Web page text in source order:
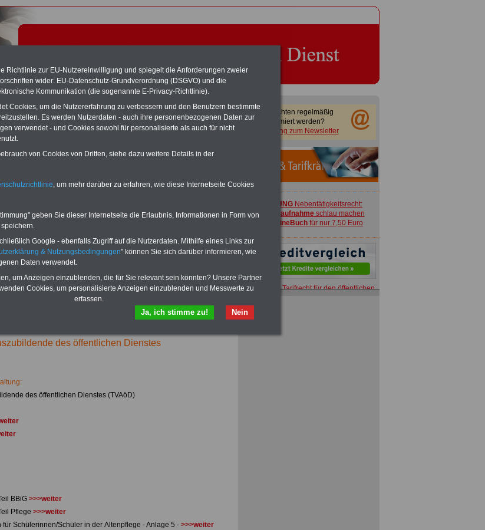
im öffentlichen Dienst des
oder der Gemeinden
und Beamte/Öffentlicher Dienst": Für nur 15 Euro
Laufzeit von 12 Monaten können Sie mehr als zehn Bücher
oder ausdrucken. Der PDF-SERVICE bietet z.B. das
Tarifrecht für den öffentlichen Dienst (mit TVöD bzw.
mit einer VerLINKung direkt zur weiterführenden
Daneben finden Sie mehrere OnlineBücher bzw. weitere eBooks:
und Beamte mit der Besoldung, Beihilferecht in Bund
recht in Bund und Ländern, Nebentätig-keitsrecht
Daneben bieten wir ausgewählte Links, z.B.
für den Teilzeitantrag usw.>>>hier zur Anmeldung
Kredit der Sigma Kreditbank beantragen!
des öffentlichen Dienstes
des öffentlichen Dienstes (TVAöD)
BBiG >>>weiter
Pflege >>>weiter
Schülerinnen/Schüler in der Altenpflege - Anlage 5 - >>>weiter
Sie möchten regelmäßig
informiert werden?
Anmeldung zum Newsletter
ACHTUNG Nebentätigkeitsrecht:
vor Jobaufnahmeschlau machen
OnlineBuch für nur 7,50 Euro
ACHTUNG Tarifrecht für den öffentlichen
Richtlinie zur EU-Nutzereinwilligung und spiegelt die Anforderungen zweier
wider: EU-Datenschutz-Grundverordnung (DSGVO) und die
Kommunikation (die sogenannte E-Privacy-Richtlinie).
Cookies, um die Nutzererfahrung zu verbessern und den Benutzern bestimmte
Es werden Nutzerdaten - auch ihre personenbezogenen Daten zur
verwendet - und Cookies sowohl für personalisierte als auch für nicht
von Cookies von Dritten, siehe dazu weitere Details in der
, um mehr darüber zu erfahren, wie diese Internetseite Cookies
geben Sie dieser Internetseite die Erlaubnis, Informationen in Form von
Google - ebenfalls Zugriff auf die Nutzerdaten. Mithilfe eines Links zur
& Nutzungsbedingungen" können Sie sich darüber informieren, wie
Daten verwendet.
um Anzeigen einzublenden, die für Sie relevant sein könnten? Unsere Partner
Cookies, um personalisierte Anzeigen einzublenden und Messwerte zu
erfassen.
Nein
Ja, ich stimme zu!